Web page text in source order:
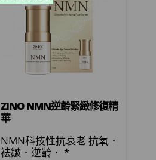
ZINO NMN逆齡緊緻修復精
華
NMN科技性抗衰老 抗氧．
袪皺．逆齡． *